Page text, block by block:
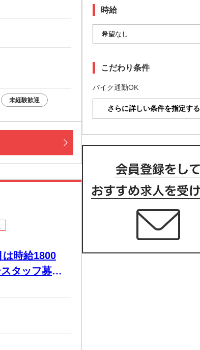
未経験歓迎
は時給1800
タッフ募集
時給
こだわり条件
バイク通勤OK
さらに詳しい条件を指定する